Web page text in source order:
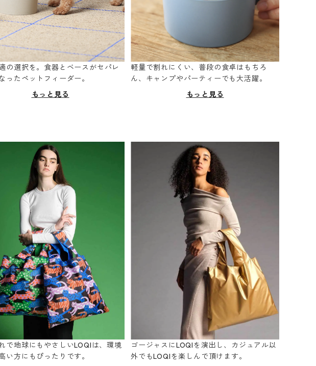
の選択を。食器とベースがセパレ
ったペットフィーダー。
もっと見る
軽量で割れにくい、普段の食卓はもちろ
ん、キャンプやパーティーでも大活躍。
もっと見る
で地球にもやさしいLOQIは、環境
い方にもぴったりです。
ゴージャスにLOQIを演出し、カジュアル以
外でもLOQIを楽しんで頂けます。